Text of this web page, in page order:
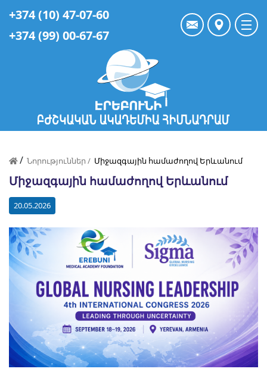
+374 (10) 47-07-60
+374 (99) 00-67-67
/ Նորություններ / Միջազգային համաժողով Երևանում
Միջազգային համաժողով Երևանում
20.05.2026